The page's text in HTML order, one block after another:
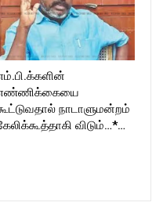
நாடாளுமன்றம்
விடும்…*…